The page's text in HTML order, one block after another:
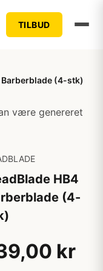
TILBUD
Barberblade (4-stk)
være genereret
HB4
(4-
kr